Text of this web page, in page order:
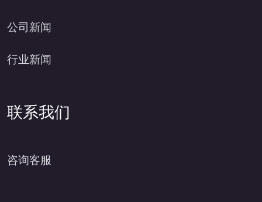
公司新闻
行业新闻
联系我们
咨询客服